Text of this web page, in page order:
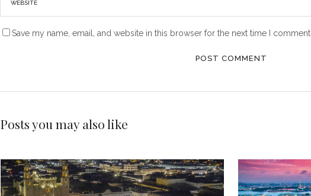
Save my name, email, and website in this browser for the next time I comment.
Posts you may also like